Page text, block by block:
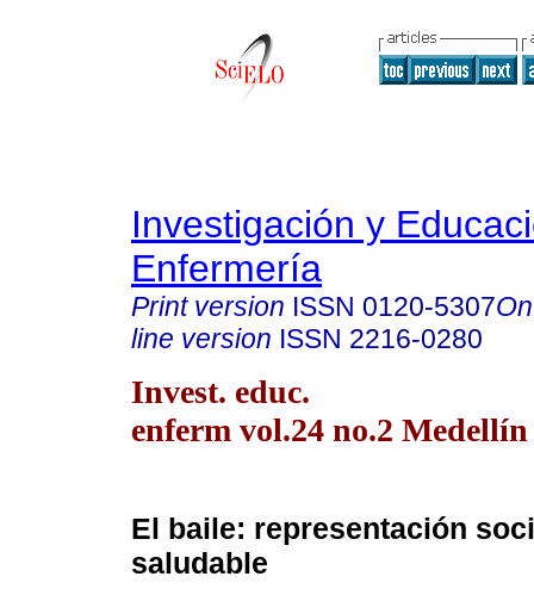
Investigación y
Enfermería
Print version ISSN 0120-5307
line version ISSN 2216-0280
Invest. educ.
enferm vol.24 no.2
El baile: representación
saludable